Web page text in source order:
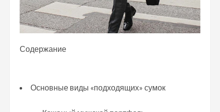
Содержание
Основные виды «подходящих» сумок